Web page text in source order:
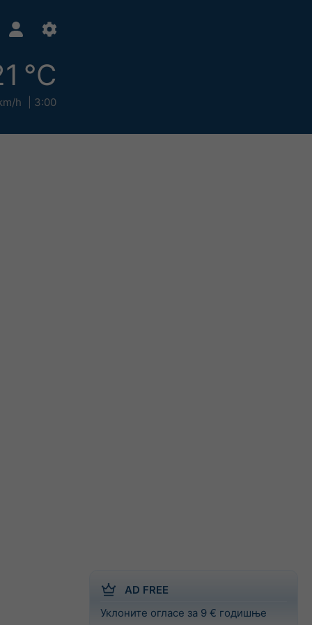
°C
h 3:00
AD FREE
Уклоните огласе за 9 € годишње